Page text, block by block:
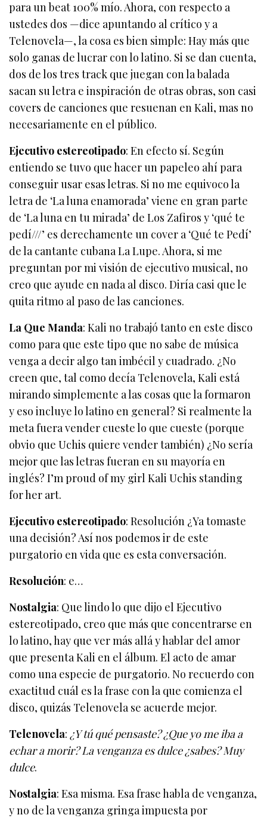
para un beat 100% mío. Ahora, con respecto a
ustedes dos —dice apuntando al crítico y a
Telenovela—, la cosa es bien simple: Hay más que
solo ganas de lucrar con lo latino. Si se dan cuenta,
dos de los tres track que juegan con la balada
sacan su letra e inspiración de otras obras, son casi
covers de canciones que resuenan en Kali, mas no
necesariamente en el público.
Ejecutivo estereotipado: En efecto sí. Según
entiendo se tuvo que hacer un papeleo ahí para
conseguir usar esas letras. Si no me equivoco la
letra de ‘La luna enamorada’ viene en gran parte
de ‘La luna en tu mirada’ de Los Zafiros y ‘qué te
pedí///’ es derechamente un cover a ‘Qué te Pedí’
de la cantante cubana La Lupe. Ahora, si me
preguntan por mi visión de ejecutivo musical, no
creo que ayude en nada al disco. Diría casi que le
quita ritmo al paso de las canciones.
La Que Manda: Kali no trabajó tanto en este disco
como para que este tipo que no sabe de música
venga a decir algo tan imbécil y cuadrado. ¿No
creen que, tal como decía Telenovela, Kali está
mirando simplemente a las cosas que la formaron
y eso incluye lo latino en general? Si realmente la
meta fuera vender cueste lo que cueste (porque
obvio que Uchis quiere vender también) ¿No sería
mejor que las letras fueran en su mayoría en
inglés? I’m proud of my girl Kali Uchis standing
for her art.
Ejecutivo estereotipado: Resolución ¿Ya tomaste
una decisión? Así nos podemos ir de este
purgatorio en vida que es esta conversación.
Resolución: e…
Nostalgia: Que lindo lo que dijo el Ejecutivo
estereotipado, creo que más que concentrarse en
lo latino, hay que ver más allá y hablar del amor
que presenta Kali en el álbum. El acto de amar
como una especie de purgatorio. No recuerdo con
exactitud cuál es la frase con la que comienza el
disco, quizás Telenovela se acuerde mejor.
Telenovela: ¿Y tú qué pensaste? ¿Que yo me iba a
echar a morir? La venganza es dulce ¿sabes? Muy
dulce.
Nostalgia: Esa misma. Esa frase habla de venganza,
y no de la venganza gringa impuesta por